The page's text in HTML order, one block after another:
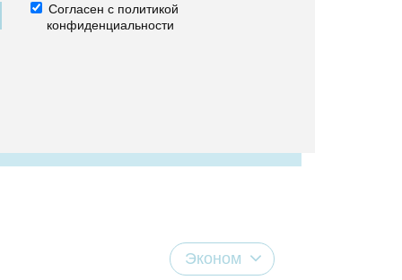
Согласен с политикой
конфиденциальности
Эконом